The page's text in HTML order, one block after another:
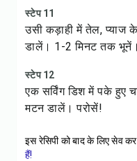
स्टेप 11
उसी कड़ाही में तेल, प्याज के
डालें। 1-2 मिनट तक भूनें।
स्टेप 12
एक सर्विंग डिश में पके हुए
मटन डालें। परोसें!
इस रेसिपी को बाद के लिए सेव
हैं!